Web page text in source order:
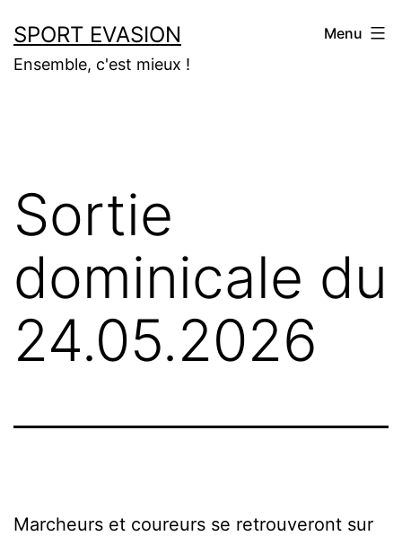
au
contenu
SPORT EVASION
Ensemble, c'est mieux !
Menu
Sortie
dominicale du
24.05.2026
Marcheurs et coureurs se retrouveront sur